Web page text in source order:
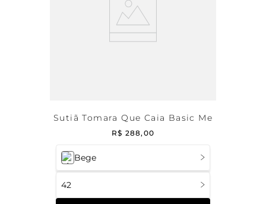
Bege
42
Sutiã Tomara Que Caia Basic Me
R$ 288, 00